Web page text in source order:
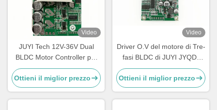
Video
JUYI Tech 12V-36V Dual
BLDC Motor Controller per
due motori BLDC con
funzione freno e controllo
PWM
Ottieni il miglior prezzo
Video
Driver O.V del motore di Tre-
fasi BLDC di JUYI JYQD-
6.5E/frequenza 1-20KHZ di
L.V Protection PWM
Ottieni il miglior prezzo